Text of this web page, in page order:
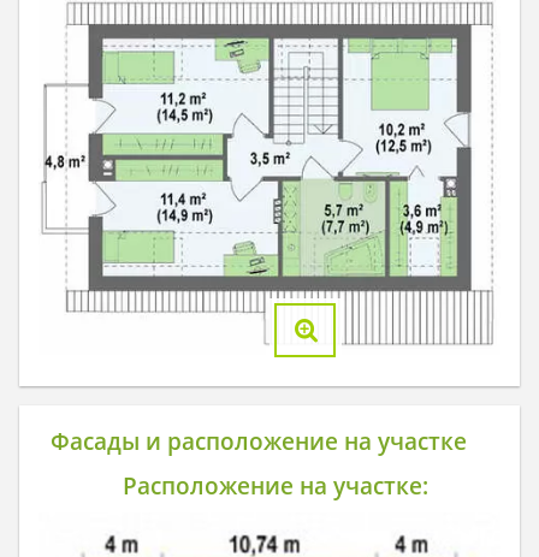
Фасады и расположение на участке
Расположение на участке: